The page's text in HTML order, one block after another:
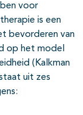
voor
is een
bevorderen van
op het model
(Kalkman
uit zes